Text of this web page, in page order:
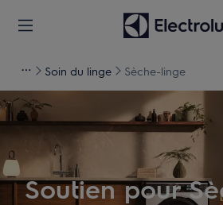
Soin du linge Sèche-linge
Soutien pour